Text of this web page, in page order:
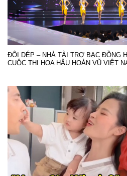
ĐÔI DÉP – NHÀ TÀI TRỢ BẠC ĐỒNG
CUỘC THI HOA HẬU HOÀN VŨ VIỆT